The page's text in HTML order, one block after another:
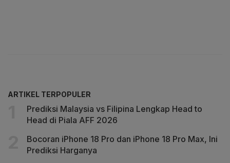
ARTIKEL TERPOPULER
Prediksi Malaysia vs Filipina Lengkap Head to
Head di Piala AFF 2026
Bocoran iPhone 18 Pro dan iPhone 18 Pro Max, Ini
Prediksi Harganya